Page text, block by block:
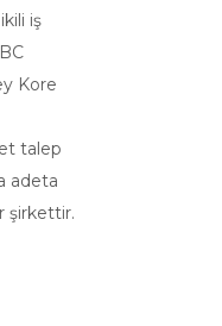
iş
Kore
talep
adeta
şirkettir.